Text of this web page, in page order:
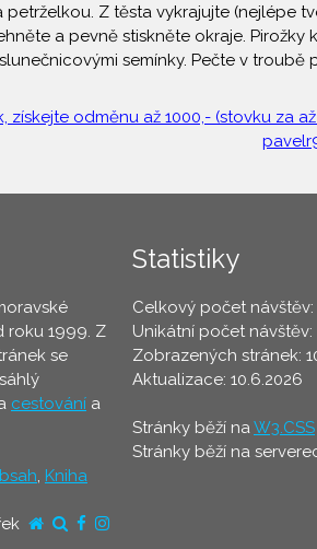
Z těsta vykrajujte (nejlépe
a pevně stiskněte okraje.
semínky. Pečte v troubě
získejte odměnu až 1000,- (stovku za
roku 1999. Z
se
cestování a
, Kniha
Statistiky
Celkový počet návštěv:
Unikátní počet návštěv:
Zobrazených stránek:
Aktualizace: 10.6.2026
Stránky běží naW3.CSS
Stránky běží na